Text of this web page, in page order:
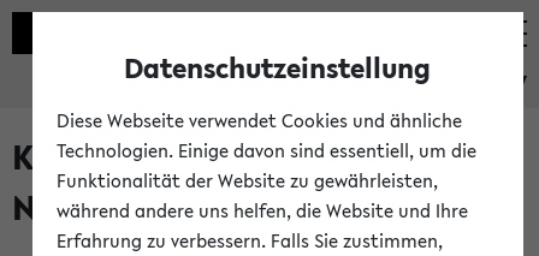
eKVV
Kalenderintegration und
Newsfeeds
Datenschutzeinstellung
Diese Webseite verwendet Cookies und ähnliche
Technologien. Einige davon sind essentiell, um die
Funktionalität der Website zu gewährleisten,
während andere uns helfen, die Website und Ihre
Erfahrung zu verbessern. Falls Sie zustimmen,